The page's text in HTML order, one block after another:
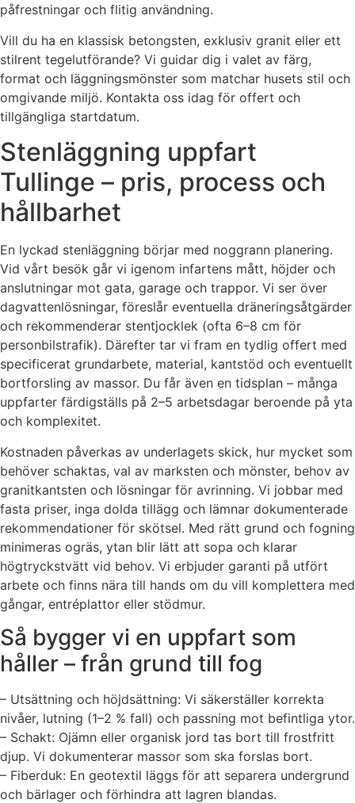
påfrestningar och flitig användning.
Vill du ha en klassisk betongsten, exklusiv granit eller ett
stilrent tegelutförande? Vi guidar dig i valet av färg,
format och läggningsmönster som matchar husets stil och
omgivande miljö. Kontakta oss idag för offert och
tillgängliga startdatum.
Stenläggning uppfart
Tullinge – pris, process och
hållbarhet
En lyckad stenläggning börjar med noggrann planering.
Vid vårt besök går vi igenom infartens mått, höjder och
anslutningar mot gata, garage och trappor. Vi ser över
dagvattenlösningar, föreslår eventuella dräneringsåtgärder
och rekommenderar stentjocklek (ofta 6–8 cm för
personbilstrafik). Därefter tar vi fram en tydlig offert med
specificerat grundarbete, material, kantstöd och eventuellt
bortforsling av massor. Du får även en tidsplan – många
uppfarter färdigställs på 2–5 arbetsdagar beroende på yta
och komplexitet.
Kostnaden påverkas av underlagets skick, hur mycket som
behöver schaktas, val av marksten och mönster, behov av
granitkantsten och lösningar för avrinning. Vi jobbar med
fasta priser, inga dolda tillägg och lämnar dokumenterade
rekommendationer för skötsel. Med rätt grund och fogning
minimeras ogräs, ytan blir lätt att sopa och klarar
högtryckstvätt vid behov. Vi erbjuder garanti på utfört
arbete och finns nära till hands om du vill komplettera med
gångar, entréplattor eller stödmur.
Så bygger vi en uppfart som
håller – från grund till fog
– Utsättning och höjdsättning: Vi säkerställer korrekta
nivåer, lutning (1–2 % fall) och passning mot befintliga ytor.
– Schakt: Ojämn eller organisk jord tas bort till frostfritt
djup. Vi dokumenterar massor som ska forslas bort.
– Fiberduk: En geotextil läggs för att separera undergrund
och bärlager och förhindra att lagren blandas.